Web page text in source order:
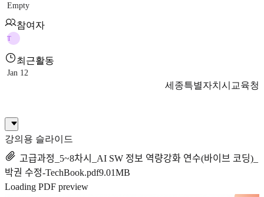
Empty
참여자
T
최근활동
Jan 12
세종특별자치시교육청
강의용 슬라이드
고급과정_5~8차시_AI SW 정보 역량강화 연수(바이브 코딩)_
박권 수정-TechBook.pdf9.01MB
Loading PDF preview